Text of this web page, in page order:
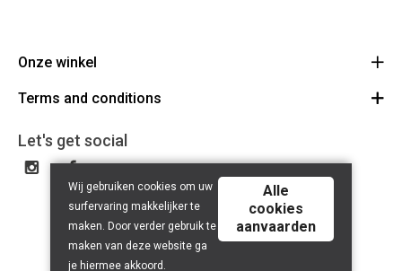
Onze winkel
The Big Blue
Route
+32 9 367 01 20
BE 0898 341 150
Terms and conditions
Voorwaarden
Disclaimer
privacy policy
Let's get social
Wij gebruiken cookies om uw
surfervaring makkelijker te
maken. Door verder gebruik te
maken van deze website ga
je hiermee akkoord.
Alle
cookies
aanvaarden